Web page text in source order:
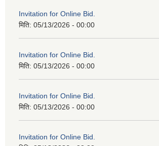
Invitation for Online Bid.
मिति: 05/13/2026 - 00:00
Invitation for Online Bid.
मिति: 05/13/2026 - 00:00
Invitation for Online Bid.
मिति: 05/13/2026 - 00:00
Invitation for Online Bid.